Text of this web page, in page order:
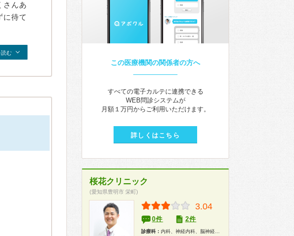
さんあ
に待て
む
この医療機関の関係者の方へ
すべての電子カルテに連携できる
WEB問診システムが
月額１万円からご利用いただけます。
詳しくはこちら
桜花クリニック
(愛知県豊明市 栄町)
3.04
0件 2件
診療科： 内科、神経内科、脳神経外科、婦人科、小児科、健康診断、人間ドック